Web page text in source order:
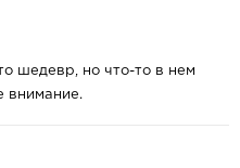
шедевр, но что-то в нем
внимание.